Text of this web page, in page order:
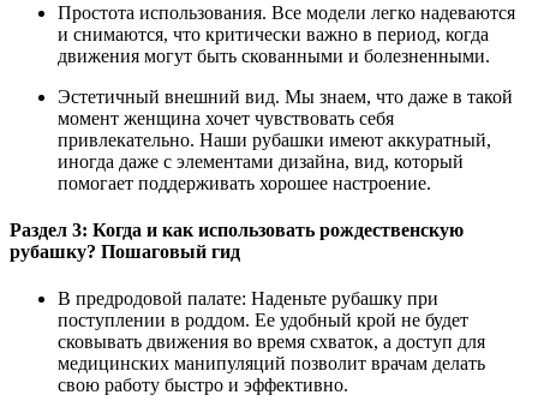
Простота использования. Все модели легко надеваются
и снимаются, что критически важно в период, когда
движения могут быть скованными и болезненными.
Эстетичный внешний вид. Мы знаем, что даже в такой
момент женщина хочет чувствовать себя
привлекательно. Наши рубашки имеют аккуратный,
иногда даже с элементами дизайна, вид, который
помогает поддерживать хорошее настроение.
Раздел 3: Когда и как использовать рождественскую
рубашку? Пошаговый гид
В предродовой палате: Наденьте рубашку при
поступлении в роддом. Ее удобный крой не будет
сковывать движения во время схваток, а доступ для
медицинских манипуляций позволит врачам делать
свою работу быстро и эффективно.